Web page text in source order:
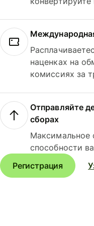
наценках на
комиссиях за
Отправляйте
сборах
Максимальное
способности
Регистрация